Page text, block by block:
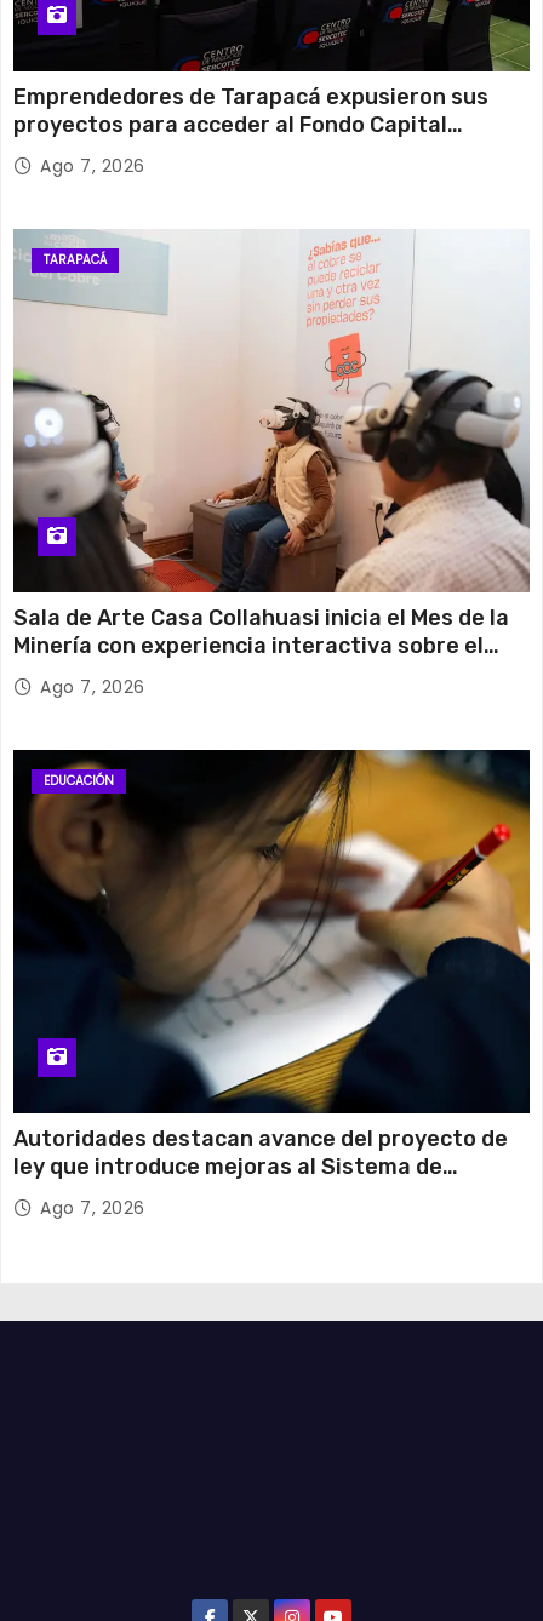
Emprendedores de Tarapacá expusieron sus
proyectos para acceder al Fondo Capital
Semilla de SERCOTEC
Ago 7, 2026
TARAPACÁ
Sala de Arte Casa Collahuasi inicia el Mes de la
Minería con experiencia interactiva sobre el
cobreAgo 7, 2026
EDUCACIÓN
Autoridades destacan avance del proyecto de
ley que introduce mejoras al Sistema de
Admisión Escolar
Ago 7, 2026